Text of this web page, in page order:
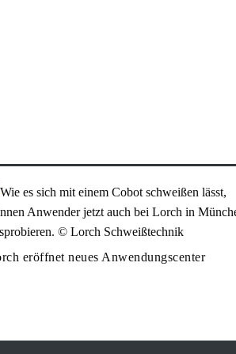
eröffnet neues Anwendungscenter